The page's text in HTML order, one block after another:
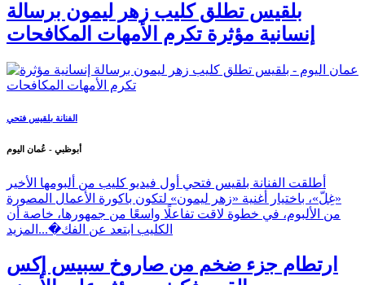
بلقيس تطلق كليب زهر ليمون برسالة
إنسانية مؤثرة تكرم الأمهات المكافحات
الفنانة بلقيس فتحي
أبوظبي - عُمان اليوم
أطلقت الفنانة بلقيس فتحي أول فيديو كليب من ألبومها الأخير
«غِلّ»، باختيار أغنية «زهر ليمون» لتكون باكورة الأعمال المصورة
من الألبوم، في خطوة لاقت تفاعلًا واسعًا من جمهورها، خاصة أن
الكليب ابتعد عن الفك�... المزيد
ارتطام جزء ضخم من صاروخ سبيس إكس